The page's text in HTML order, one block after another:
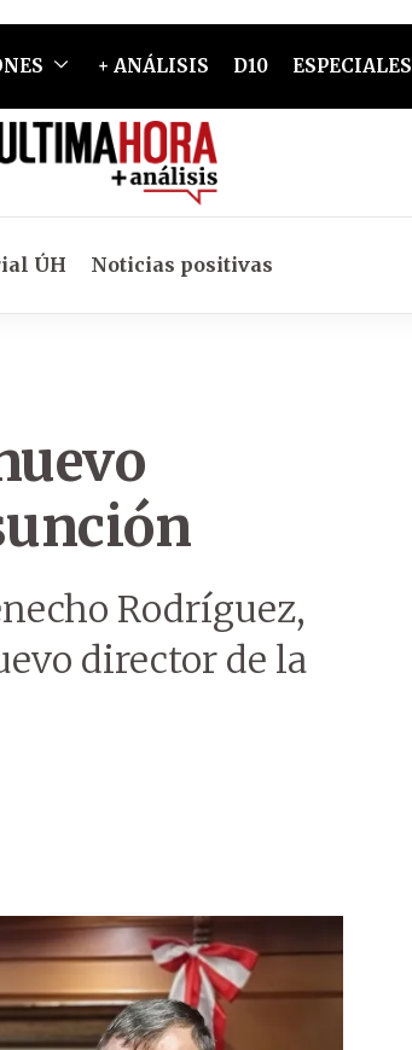
+ ANÁLISIS D10 ESPECIALES
ÚH Noticias positivas
Rodríguez,
director de la